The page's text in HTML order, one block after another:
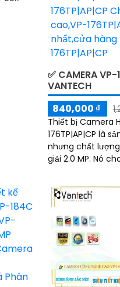
✅ CAMERA
VANTECH
840,000 ₫
Thiết bị Camera
176TP|AP|CP là
nhưng chất
giải 2.0 MP. Nó cho phép xem hình
cách dễ dàng